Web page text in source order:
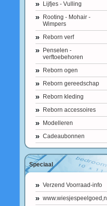
Lijfjes - Vulling
Rooting - Mohair -
Wimpers
Reborn verf
Penselen -
verftoebehoren
Reborn ogen
Reborn gereedschap
Reborn kleding
Reborn accessoires
Modelleren
Cadeaubonnen
Speciaal
Verzend Voorraad-info
www.wiesjespeelgoed,nl